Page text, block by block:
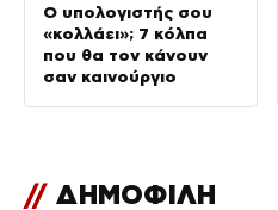
Ο υπολογιστής σου
«κολλάει»; 7 κόλπα
που θα τον κάνουν
σαν καινούργιο
// ΔΗΜΟΦΙΛΗ